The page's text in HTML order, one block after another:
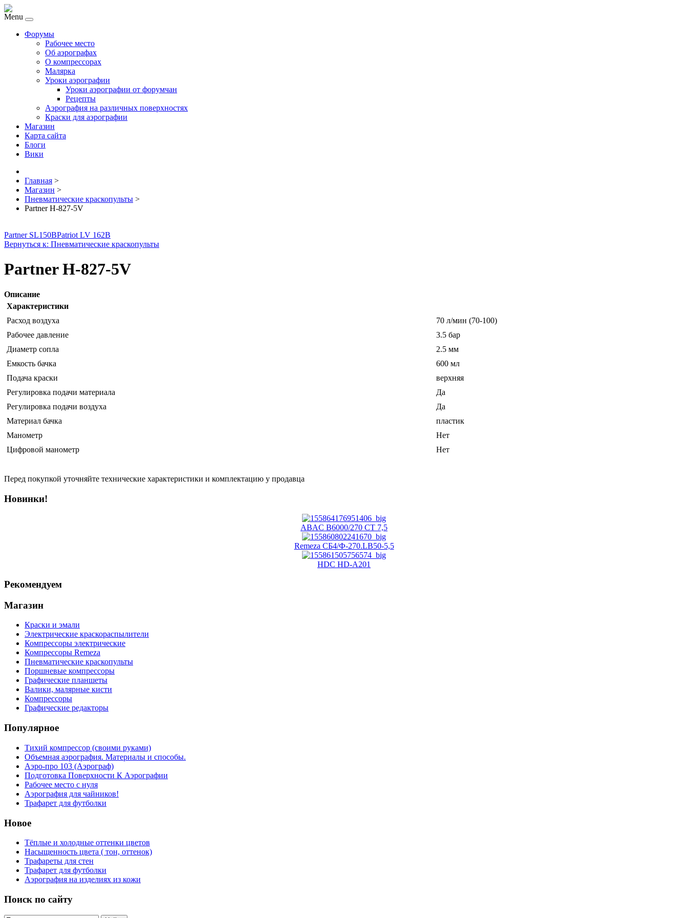
Menu
Форумы
Рабочее место
Об аэрографах
О компрессорах
Малярка
Уроки аэрографии
Уроки аэрографии от форумчан
Рецепты
Аэрография на различных поверхностях
Краски для аэрографии
Магазин
Карта сайта
Блоги
Вики
Главная >
Магазин >
Пневматические краскопульты >
Partner H-827-5V
Partner SL150BPatriot LV 162B
Вернуться к: Пневматические краскопульты
Partner H-827-5V
Описание
Характеристики
Расход воздуха
70 л/мин (70-100)
Рабочее давление
3.5 бар
Диаметр сопла
2.5 мм
Емкость бачка
600 мл
Подача краски
верхняя
Регулировка подачи материала
Да
Регулировка подачи воздуха
Да
Материал бачка
пластик
Манометр
Нет
Цифровой манометр
Нет
Перед покупкой уточняйте технические характеристики и комплектацию у продавца
Новинки!
ABAC B6000/270 CT 7,5
Remeza СБ4/Ф-270.LB50-5,5
HDC HD-A201
Рекомендуем
Магазин
Краски и эмали
Электрические краскораспылители
Компрессоры электрические
Компрессоры Remeza
Пневматические краскопульты
Поршневые компрессоры
Графические планшеты
Валики, малярные кисти
Компрессоры
Графические редакторы
Популярное
Тихий компрессор (своими руками)
Объемная аэрография. Материалы и способы.
Аэро-про 103 (Аэрограф)
Подготовка Поверхности К Аэрографии
Рабочее место с нуля
Аэрография для чайников!
Трафарет для футболки
Новое
Тёплые и холодные оттенки цветов
Насыщенность цвета ( тон, оттенок)
Трафареты для стен
Трафарет для футболки
Аэрография на изделиях из кожи
Поиск по сайту